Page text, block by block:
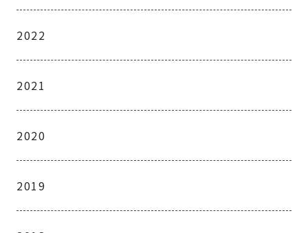
2022
2021
2020
2019